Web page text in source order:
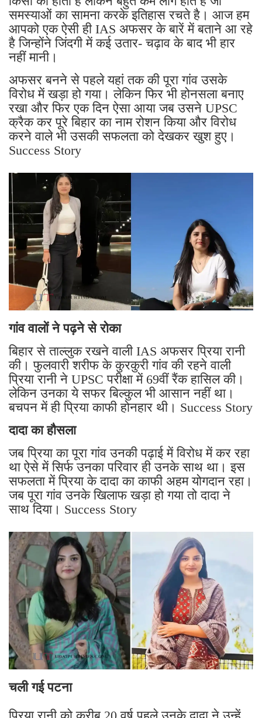
समस्याओं का सामना करके इतिहास रचते है। आज हम
आपको एक ऐसी ही IAS अफसर के बारें में बताने आ रहे
है जिन्होंने जिंदगी में कई उतार- चढ़ाव के बाद भी हार
नहीं मानी।
अफसर बनने से पहले यहां तक की पूरा गांव उसके
विरोध में खड़ा हो गया। लेकिन फिर भी होनसला बनाए
रखा और फिर एक दिन ऐसा आया जब उसने UPSC
क्रैक कर पूरे बिहार का नाम रोशन किया और विरोध
करने वाले भी उसकी सफलता को देखकर खुश हुए।
Success Story
गांव वालों ने पढ़ने से रोका
बिहार से ताल्लुक रखने वाली IAS अफसर प्रिया रानी
की। फुलवारी शरीफ के कुरकुरी गांव की रहने वाली
प्रिया रानी ने UPSC परीक्षा में 69वीं रैंक हासिल की।
लेकिन उनका ये सफर बिल्कुल भी आसान नहीं था।
बचपन में ही प्रिया काफी होनहार थी। Success Story
दादा का हौसला
जब प्रिया का पूरा गांव उनकी पढ़ाई में विरोध में कर रहा
था ऐसे में सिर्फ उनका परिवार ही उनके साथ था। इस
सफलता में प्रिया के दादा का काफी अहम योगदान रहा।
जब पूरा गांव उनके खिलाफ खड़ा हो गया तो दादा ने
साथ दिया। Success Story
चली गई पटना